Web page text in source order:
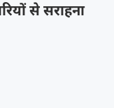
से सराहना